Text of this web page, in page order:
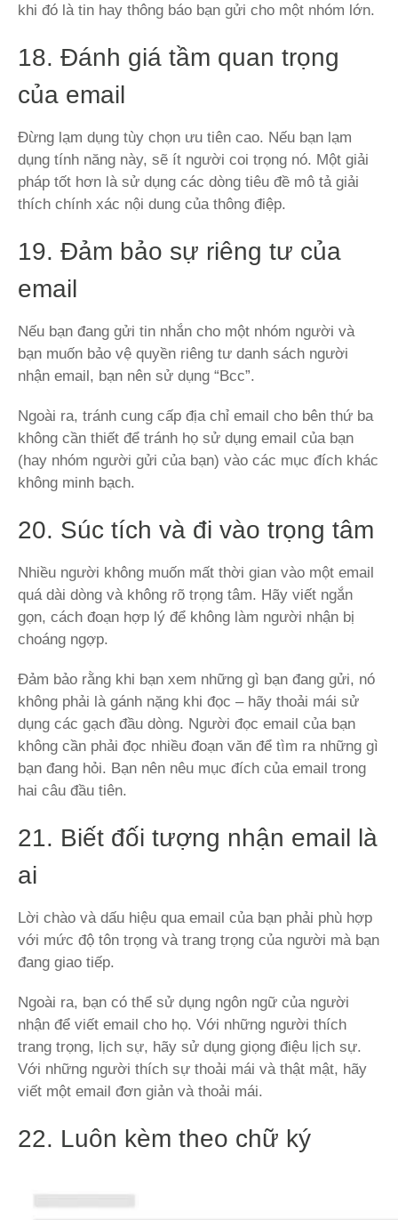
khi đó là tin hay thông báo bạn gửi cho một nhóm lớn.
18. Đánh giá tầm quan trọng
của email
Đừng lạm dụng tùy chọn ưu tiên cao. Nếu bạn lạm
dụng tính năng này, sẽ ít người coi trọng nó. Một giải
pháp tốt hơn là sử dụng các dòng tiêu đề mô tả giải
thích chính xác nội dung của thông điệp.
19. Đảm bảo sự riêng tư của
email
Nếu bạn đang gửi tin nhắn cho một nhóm người và
bạn muốn bảo vệ quyền riêng tư danh sách người
nhận email, bạn nên sử dụng “Bcc”.
Ngoài ra, tránh cung cấp địa chỉ email cho bên thứ ba
không cần thiết để tránh họ sử dụng email của bạn
(hay nhóm người gửi của bạn) vào các mục đích khác
không minh bạch.
20. Súc tích và đi vào trọng tâm
Nhiều người không muốn mất thời gian vào một email
quá dài dòng và không rõ trọng tâm. Hãy viết ngắn
gọn, cách đoạn hợp lý để không làm người nhận bị
choáng ngợp.
Đảm bảo rằng khi bạn xem những gì bạn đang gửi, nó
không phải là gánh nặng khi đọc – hãy thoải mái sử
dụng các gạch đầu dòng. Người đọc email của bạn
không cần phải đọc nhiều đoạn văn để tìm ra những gì
bạn đang hỏi. Bạn nên nêu mục đích của email trong
hai câu đầu tiên.
21. Biết đối tượng nhận email là
ai
Lời chào và dấu hiệu qua email của bạn phải phù hợp
với mức độ tôn trọng và trang trọng của người mà bạn
đang giao tiếp.
Ngoài ra, bạn có thể sử dụng ngôn ngữ của người
nhận để viết email cho họ. Với những người thích
trang trọng, lịch sự, hãy sử dụng giọng điệu lịch sự.
Với những người thích sự thoải mái và thật mật, hãy
viết một email đơn giản và thoải mái.
22. Luôn kèm theo chữ ký